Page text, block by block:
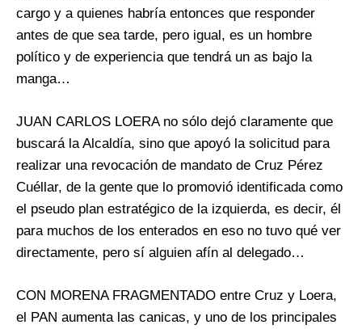
cargo y a quienes habría entonces que responder
antes de que sea tarde, pero igual, es un hombre
político y de experiencia que tendrá un as bajo la
manga…
JUAN CARLOS LOERA no sólo dejó claramente que
buscará la Alcaldía, sino que apoyó la solicitud para
realizar una revocación de mandato de Cruz Pérez
Cuéllar, de la gente que lo promovió identificada como
el pseudo plan estratégico de la izquierda, es decir, él
para muchos de los enterados en eso no tuvo qué ver
directamente, pero sí alguien afín al delegado…
CON MORENA FRAGMENTADO entre Cruz y Loera,
el PAN aumenta las canicas, y uno de los principales